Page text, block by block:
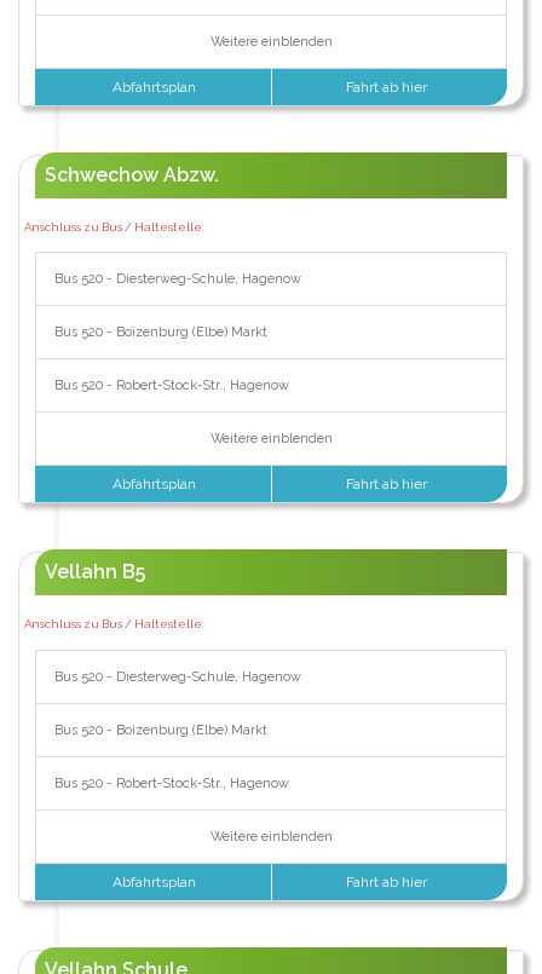
Weitere einblenden
Abfahrtsplan Fahrt ab hier
Schwechow Abzw.
Anschluss zu Bus / Haltestelle:
Bus 520 - Diesterweg-Schule, Hagenow
Bus 520 - Boizenburg (Elbe) Markt
Bus 520 - Robert-Stock-Str., Hagenow
Weitere einblenden
Abfahrtsplan Fahrt ab hier
Vellahn B5
Anschluss zu Bus / Haltestelle:
Bus 520 - Diesterweg-Schule, Hagenow
Bus 520 - Boizenburg (Elbe) Markt
Bus 520 - Robert-Stock-Str., Hagenow
Weitere einblenden
Abfahrtsplan Fahrt ab hier